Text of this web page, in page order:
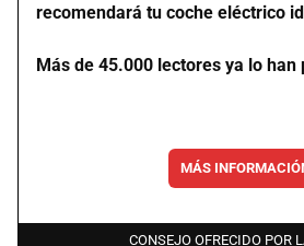
recomendará tu coche eléctrico
Más de 45.000 lectores ya lo han
MÁS
CONSEJO OFRECIDO POR